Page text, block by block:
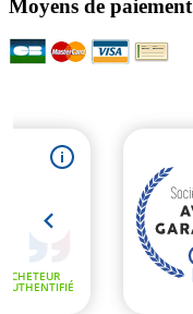
Moyens de paiement